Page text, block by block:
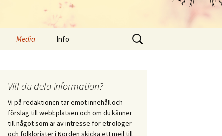
vid
Media
Streamat
Bloggar
Sociala medier
Info
Kontakt
Skicka in innehåll
Sök
efter:
Vill du dela information?
Vi på redaktionen tar emot innehåll och
förslag till webbplatsen och om du känner
till något som är av intresse för etnologer
och folklorister i Norden skicka ett mejl till